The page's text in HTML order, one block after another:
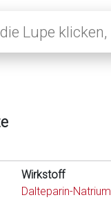
Wirkstoff
Dalteparin-Natrium